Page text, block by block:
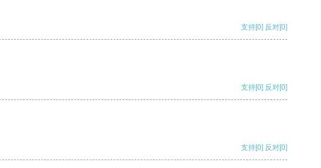
支持[0] 反对[0]
支持[0] 反对[0]
支持[0] 反对[0]